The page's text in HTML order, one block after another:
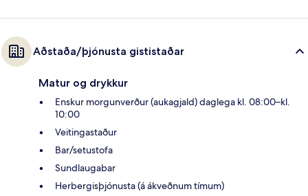
Aðstaða/þjónusta gististaðar
Matur og drykkur
Enskur morgunverður (aukagjald) daglega kl. 08:00–kl.
10:00
Veitingastaður
Bar/setustofa
Sundlaugabar
Herbergisþjónusta (á ákveðnum tímum)